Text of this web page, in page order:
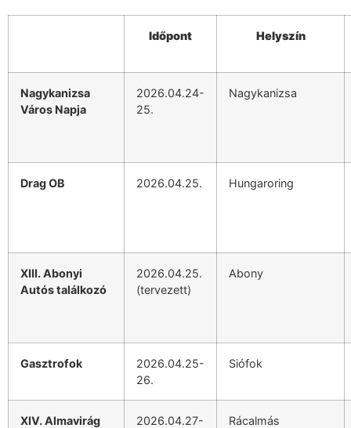
Időpont Helyszín
Nagykanizsa
Város Napja
2026.04.24-
25.
Nagykanizsa
Drag OB 2026.04.25. Hungaroring
XIII. Abonyi
Autós találkozó
2026.04.25.
(tervezett)
Abony
Gasztrofok
2026.04.25-
26.
Siófok
XIV. Almavirág
2026.04.27-
Rácalmás